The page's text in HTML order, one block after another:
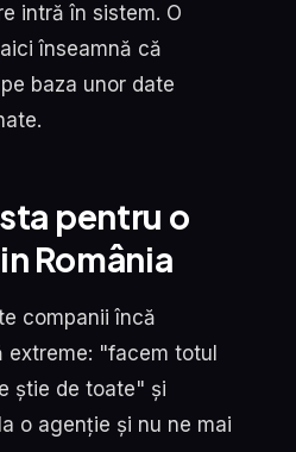
intră în sistem. O
înseamnă că
baza unor date
pentru o
România
companii încă
extreme: "facem totul
știe de toate" și
o agenție și nu ne mai